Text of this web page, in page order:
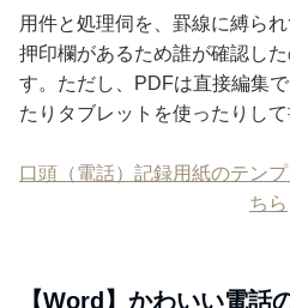
用件と処理伺を、罫線に縛ら
押印欄があるため誰が確認し
す。ただし、PDFは直接編集
たりタブレットを使ったりし
口頭（電話）記録用紙のテン
ちら
【Word】かわいい電話